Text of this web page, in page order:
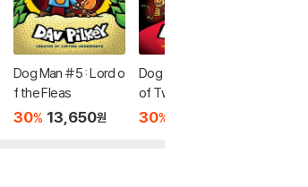
Dog Man #5 : Lord o
f the Fleas
30% 13,650원
Dog Man #3 : A Tale
of Two Kitties
30%